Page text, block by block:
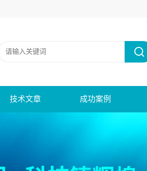
技术文章 成功案例